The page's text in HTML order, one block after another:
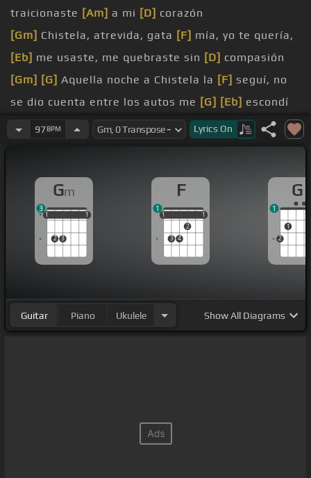
traicionaste [Am] a mi [D] corazón
[Gm] Chistela, atrevida, gata [F] mía, yo te quería,
[Eb] me usaste, me quebraste sin [D] compasión
[Gm] [G] Aquella noche a Chistela la [F] seguí, no
se dio cuenta entre los autos me [G] [Eb] escondí
la abrazó,
era un hombre mayor, era[Bb]el
a tu lado
97BPM Lyrics On
Gm
1
2 3
1
1 1
3
F
1
3 4
2
1
1 1
1
G
2
1
1
Guitar Piano Ukulele ShowAll Diagrams